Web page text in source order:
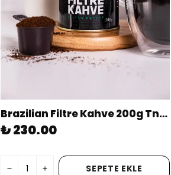
Brazilian Filtre Kahve 200g Tnk (ÖĞÜTÜLMÜŞ)
₺ 230.00
SEPETE EKLE